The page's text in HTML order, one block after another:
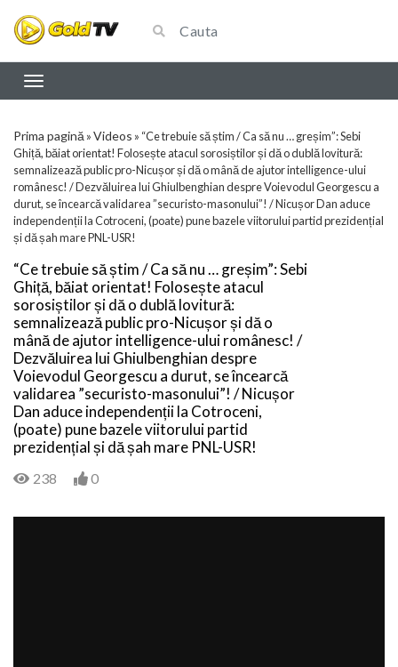
Prima pagină »Videos » “Ce trebuie să știm / Ca să nu … greșim”: Sebi
Ghiță, băiat orientat! Folosește atacul sorosiștilor și dă o dublă lovitură:
semnalizează public pro-Nicușor și dă o mână de ajutor intelligence-ului
românesc! / Dezvăluirea lui Ghiulbenghian despre Voievodul Georgescu a
durut, se încearcă validarea ”securisto-masonului”! / Nicușor Dan aduce
independenții la Cotroceni, (poate) pune bazele viitorului partid prezidențial
și dă șah mare PNL-USR!
“Ce trebuie să știm / Ca să nu … greșim”: Sebi
Ghiță, băiat orientat! Folosește atacul
sorosiștilor și dă o dublă lovitură:
semnalizează public pro-Nicușor și dă o
mână de ajutor intelligence-ului românesc! /
Dezvăluirea lui Ghiulbenghian despre
Voievodul Georgescu a durut, se încearcă
validarea ”securisto-masonului”! / Nicușor
Dan aduce independenții la Cotroceni,
(poate) pune bazele viitorului partid
prezidențial și dă șah mare PNL-USR!
238 0